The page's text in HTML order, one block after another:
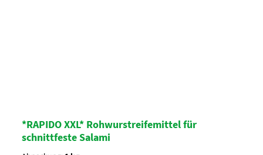
*RAPIDO XXL* Rohwurstreifemittel für
schnittfeste Salami